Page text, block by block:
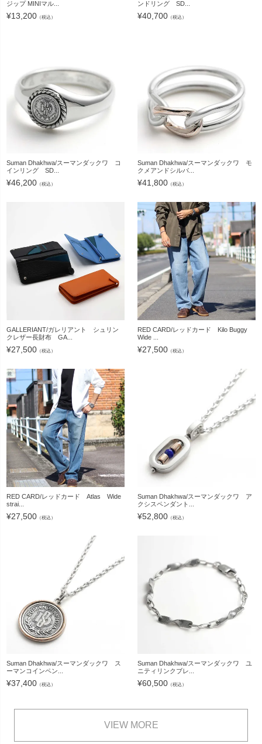
ジップ MINIマル...
¥13,200 （税込）
ンドリング SD...
¥40,700 （税込）
Suman Dhakhwa/スーマンダックワ コ
インリング SD...
¥46,200 （税込）
Suman Dhakhwa/スーマンダックワ モ
クメアンドシルバ...
¥41,800 （税込）
GALLERIANT/ガレリアント シュリン
クレザー長財布 GA...
¥27,500 （税込）
RED CARD/レッドカード Kilo Buggy
Wide ...
¥27,500 （税込）
RED CARD/レッドカード Atlas Wide
strai...
¥27,500 （税込）
Suman Dhakhwa/スーマンダックワ ア
クシスペンダント...
¥52,800 （税込）
Suman Dhakhwa/スーマンダックワ ス
ーマンコインペン...
¥37,400 （税込）
Suman Dhakhwa/スーマンダックワ ユ
ニティリンクブレ...
¥60,500 （税込）
VIEW MORE